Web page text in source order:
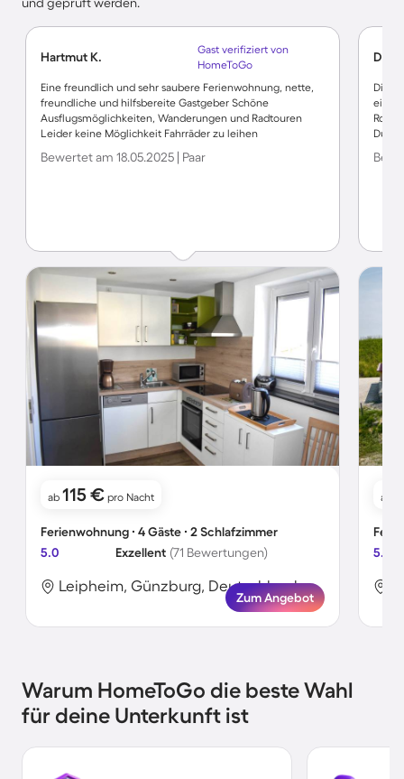
Hartmut K.
Gast verifiziert von
HomeToGo
Eine freundlich und sehr saubere Ferienwohnung, nette,
freundliche und hilfsbereite Gastgeber Schöne
Ausflugsmöglichkeiten, Wanderungen und Radtouren
Leider keine Möglichkeit Fahrräder zu leihen
Bewertet am 18.05.2025 | Paar
ab 115 € pro Nacht
Ferienwohnung ∙ 4 Gäste ∙ 2 Schlafzimmer
5.0
Exzellent (71 Bewertungen)
Leipheim, Günzburg, Deutschland
Zum Angebot
Dirk
Die
ab
5.0
Warum HomeToGo die beste Wahl
für deine Unterkunft ist